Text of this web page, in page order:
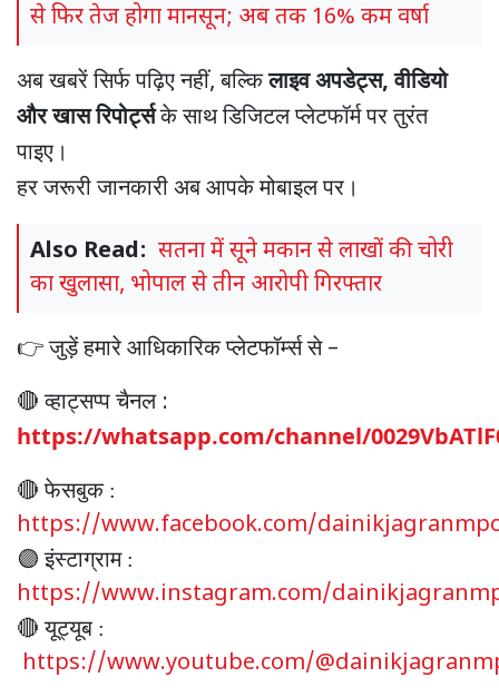
से फिर तेज होगा मानसून; अब तक 16% कम वर्षा
अबखबरेंसिर्फपढ़िएनहीं,बल्किलाइवअपडेट्स,वीडियो
औरखासरिपोर्ट्सकेसाथडिजिटलप्लेटफॉर्मपरतुरंत
पाइए।
हरजरूरीजानकारीअबआपकेमोबाइलपर।
Also Read: सतना में सूने मकान से लाखों की चोरी
का खुलासा, भोपाल से तीन आरोपी गिरफ्तार
👉जुड़ेंहमारेआधिकारिकप्लेटफॉर्म्ससे–
🔴 व्हाट्सप्पचैनल:
https://whatsapp.com/channel/
🔴 फेसबुक:
https://www.facebook.com/
🟣 इंस्टाग्राम:
https://www.instagram.com/
🔴यूट्यूब :
https://www.youtube.com/